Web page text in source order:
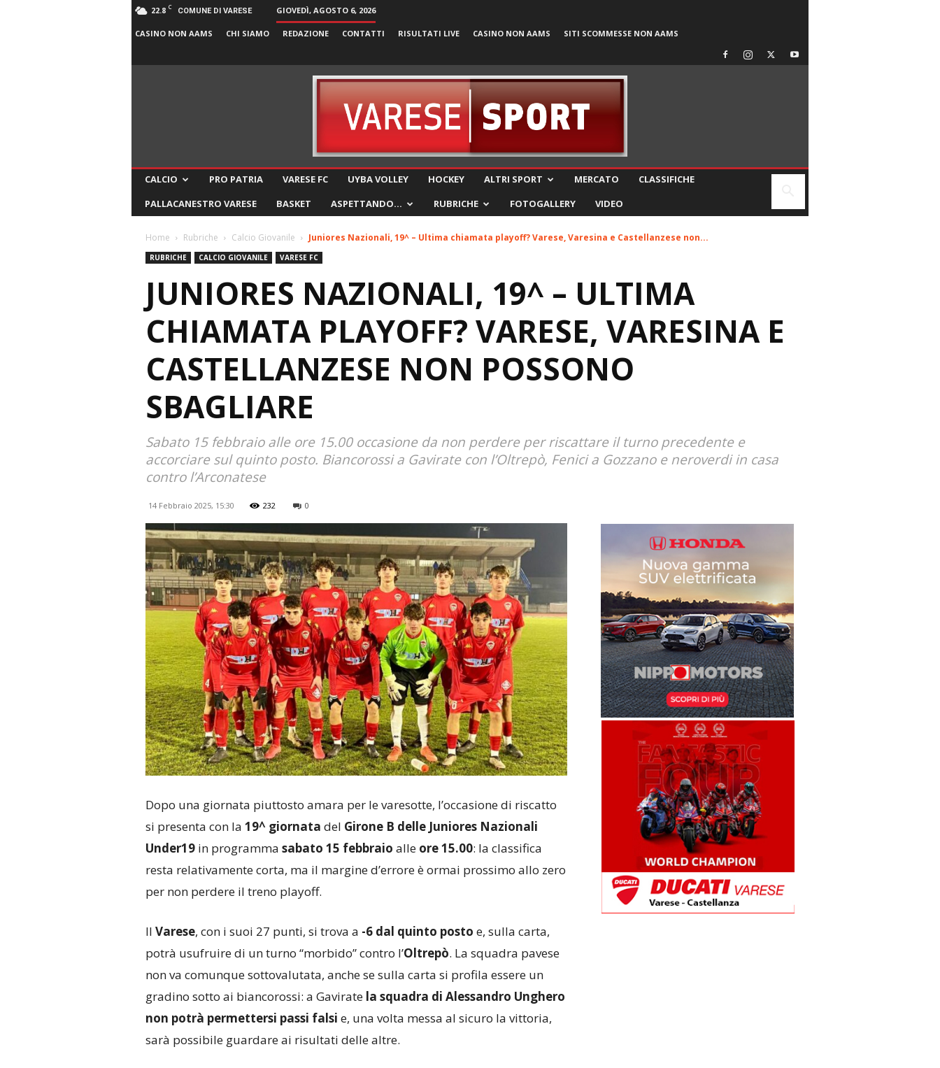
22.8 C COMUNE DI VARESE GIOVEDÌ, AGOSTO 6, 2026
CASINO NON AAMS CHI SIAMO REDAZIONE CONTATTI RISULTATI LIVE CASINO NON AAMS SITI SCOMMESSE NON AAMS
CALCIO PRO PATRIA VARESE FC UYBA VOLLEY HOCKEY ALTRI SPORT MERCATO
CLASSIFICHE
PALLACANESTRO VARESE
BASKET ASPETTANDO… RUBRICHE FOTOGALLERY VIDEO
Home Rubriche Calcio Giovanile Juniores Nazionali, 19^ – Ultima chiamata playoff? Varese, Varesina e Castellanzese non...
RUBRICHE CALCIO GIOVANILE VARESE FC
JUNIORES NAZIONALI, 19^ – ULTIMA
CHIAMATA PLAYOFF? VARESE, VARESINA E
CASTELLANZESE NON POSSONO
SBAGLIARE
Sabato 15 febbraio alle ore 15.00 occasione da non perdere per riscattare il turno precedente e
accorciare sul quinto posto. Biancorossi a Gavirate con l’Oltrepò, Fenici a Gozzano e neroverdi in casa
contro l’Arconatese
14 Febbraio 2025, 15:30 232 0
Dopo una giornata piuttosto amara per le varesotte, l’occasione di riscatto
si presenta con la 19^ giornata del Girone B delle Juniores Nazionali
Under19in programma sabato 15 febbraio alle ore 15.00: la classifica
resta relativamente corta, ma il margine d’errore è ormai prossimo allo zero
per non perdere il treno playoff.
Il Varese, con i suoi 27 punti, si trova a -6 dal quinto posto e, sulla carta,
potrà usufruire di un turno “morbido” contro l’Oltrepò. La squadra pavese
non va comunque sottovalutata, anche se sulla carta si profila essere un
gradino sotto ai biancorossi: a Gavirate la squadra di Alessandro Unghero
non potrà permettersi passi falsi e, una volta messa al sicuro la vittoria,
sarà possibile guardare ai risultati delle altre.